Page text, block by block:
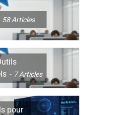
58Articles
7Articles
pour